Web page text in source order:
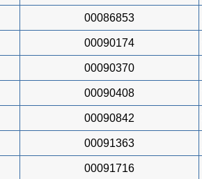
00086853
00090174
00090370
00090408
00090842
00091363
00091716